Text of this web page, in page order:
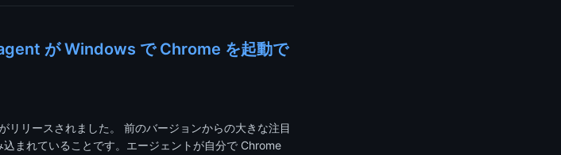
が Windows で Chrome を起動で
リースされました。 前のバージョンからの大きな注目
まれていることです。エージェントが自分で Chrome